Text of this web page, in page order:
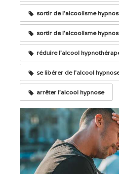
sortir de l'alcoolisme
sortir de l'alcoolisme
réduire l'alcool
se libérer de l'alcool
arrêter l'alcool hypnose